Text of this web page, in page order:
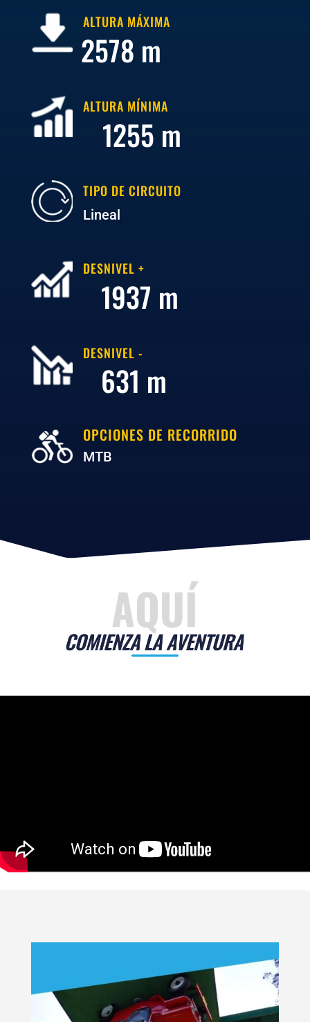
ALTURA MÁXIMA
2578 m
ALTURA MÍNIMA
1255 m
TIPO DE CIRCUITO
Lineal
DESNIVEL +
1937 m
DESNIVEL -
631 m
OPCIONES DE RECORRIDO
MTB